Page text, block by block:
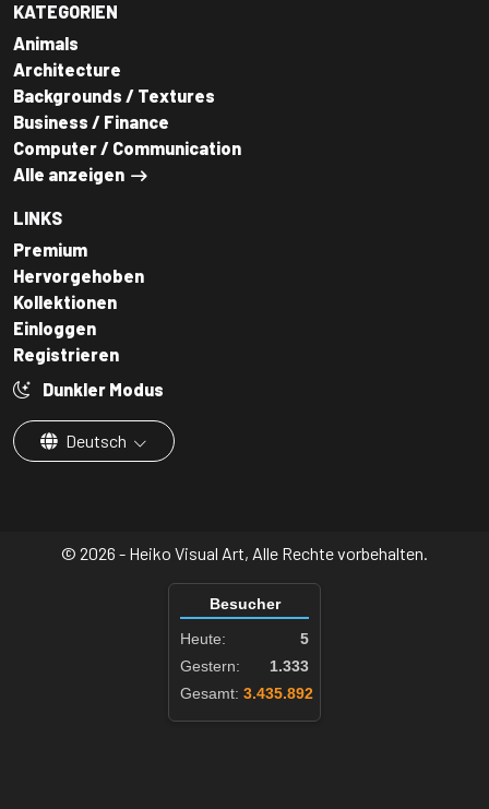
KATEGORIEN
Animals
Architecture
Backgrounds / Textures
Business / Finance
Computer / Communication
Alle anzeigen
LINKS
Premium
Hervorgehoben
Kollektionen
Einloggen
Registrieren
Dunkler Modus
Deutsch
© 2026 - Heiko Visual Art, Alle Rechte vorbehalten.
Besucher
Heute:
5
Gestern:
1.333
Gesamt: 3.435.892